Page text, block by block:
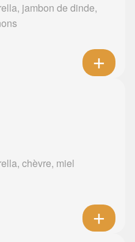
jambon de dinde,
chèvre, miel